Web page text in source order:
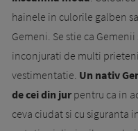
hainele in culorile galben
Gemeni. Se stie ca
inconjurati de multi
vestimentatie. Un nativ
de cei din jurpentru ca in
ceva ciudat si cu siguranta